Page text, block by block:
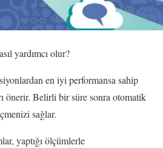
yardımcı olur?
en iyi performansa sahip
önerir. Belirli bir süre sonra otomatik
sağlar.
yaptığı ölçümlerle